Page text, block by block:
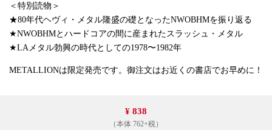
＜特別読物＞
★80年代ヘヴィ・メタル隆盛の礎となったNWOBHMを振り返る
★NWOBHMとハードコアの間に産まれたスラッシュ・メタル
★LAメタル勃興の時代としての1978〜1982年
METALLIONは限定発売です。御注文はお近くの書店でお早めに！
¥ 838
（本体 762+税）